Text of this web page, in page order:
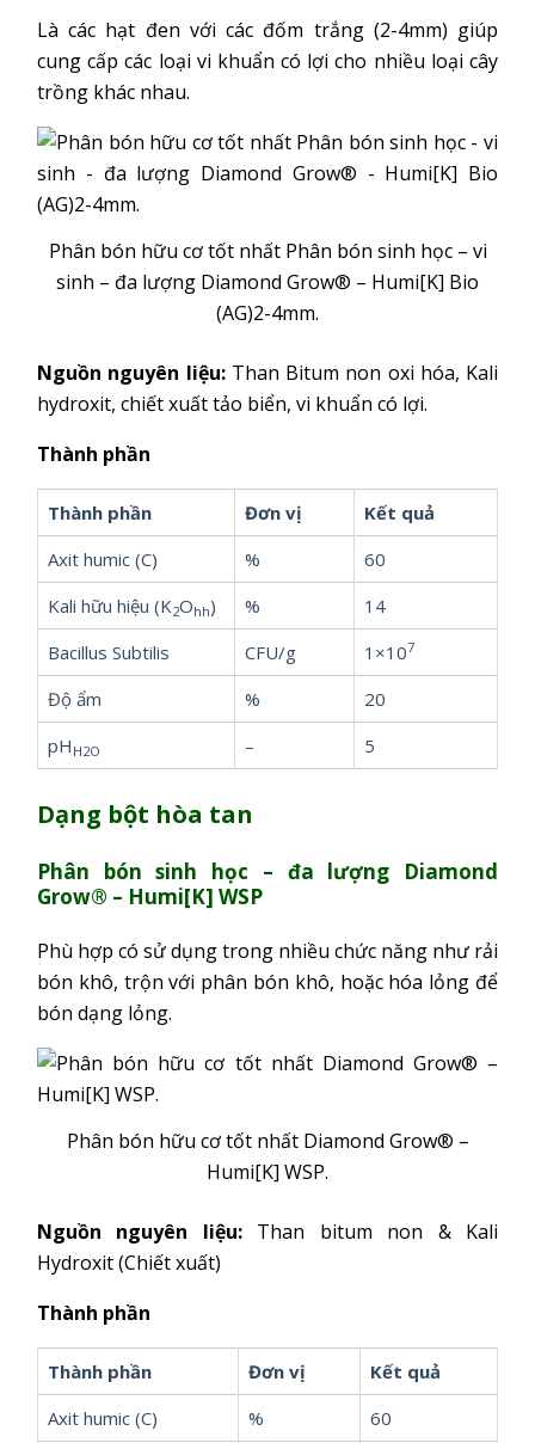
Là các hạt đen với các đốm trắng (2-4mm) giúp
cung cấp các loại vi khuẩn có lợi cho nhiều loại cây
trồng khác nhau.
Phân bón hữu cơ tốt nhất Phân bón sinh học – vi
sinh – đa lượng Diamond Grow® – Humi[K] Bio
(AG)2-4mm.
Nguồn nguyên liệu:Than Bitum non oxi hóa, Kali
hydroxit, chiết xuất tảo biển, vi khuẩn có lợi.
Thành phần
Thành phần Đơn vị
Kết quả
Axit humic (C)
%
60
Kali hữu hiệu (K2Ohh) %
14
Bacillus Subtilis
CFU/g 1×107
Độ ẩm %
20
pH H2O – 5
Dạng bột hòa tan
Phân bón sinh học – đa lượng Diamond
Grow® – Humi[K] WSP
Phù hợp có sử dụng trong nhiều chức năng như rải
bón khô, trộn với phân bón khô, hoặc hóa lỏng để
bón dạng lỏng.
Phân bón hữu cơ tốt nhất Diamond Grow® –
Humi[K] WSP.
Nguồn nguyên liệu:Than bitum non & Kali
Hydroxit (Chiết xuất)
Thành phần
Thành phần Đơn vị
Kết quả
Axit humic (C)
% 60